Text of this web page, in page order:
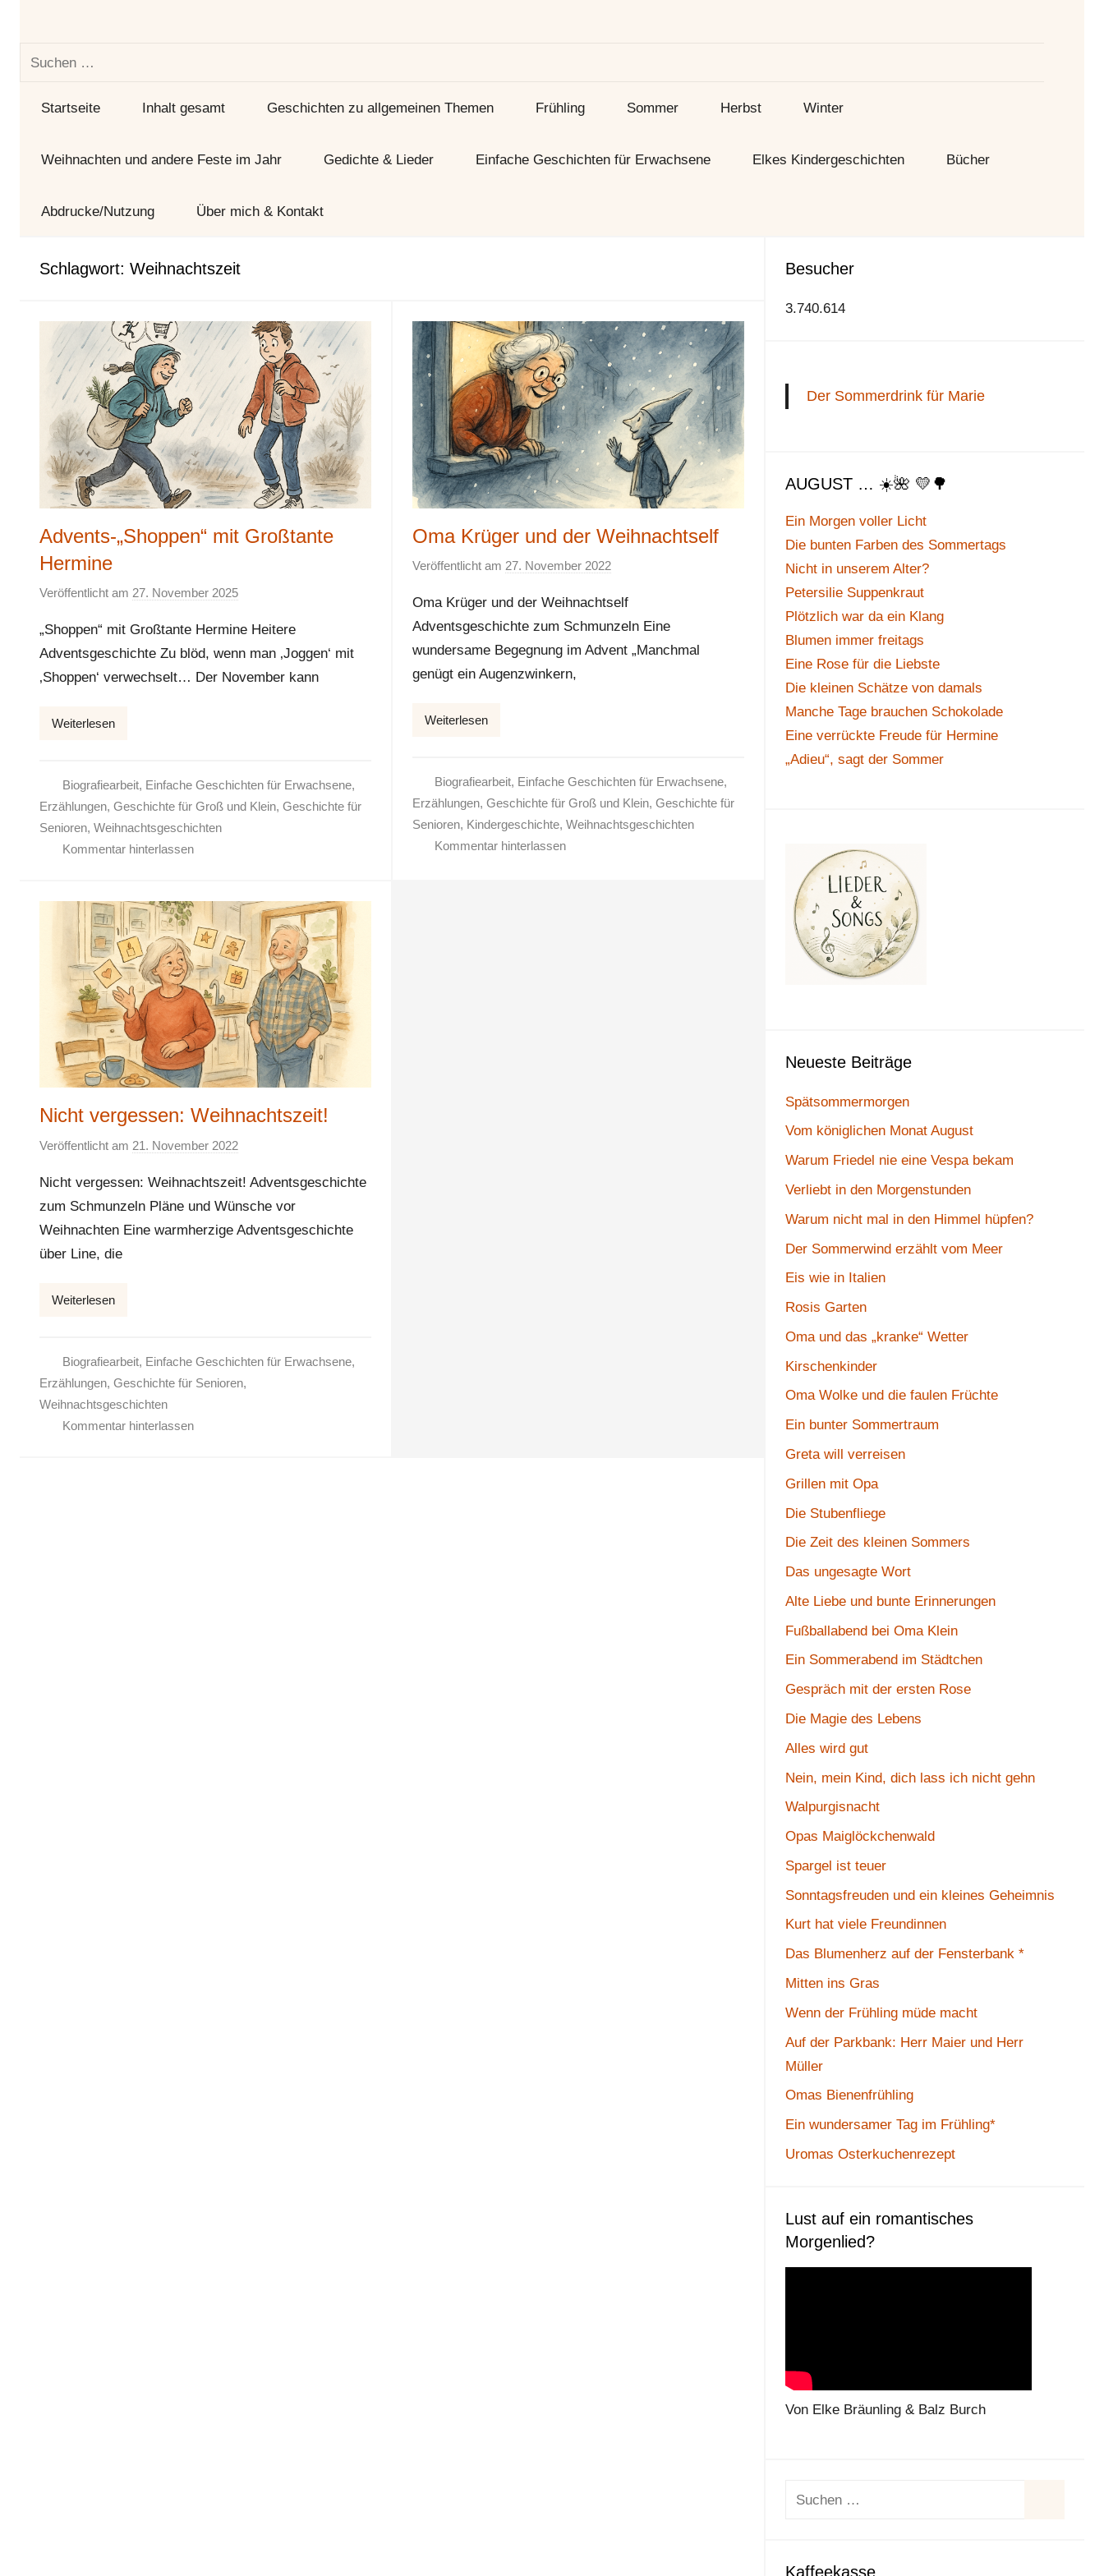
Suchen
Startseite
Inhalt gesamt Geschichten zu allgemeinen Themen Frühling Sommer Herbst Winter
Weihnachten und andere Feste im Jahr Gedichte & Lieder Einfache Geschichten für Erwachsene Elkes Kindergeschichten Bücher
Abdrucke/Nutzung Über mich & Kontakt
Schlagwort: Weihnachtszeit
Advents-„Shoppen“ mit Großtante
Hermine
Veröffentlicht am 27. November 2025
n
E
l
„Shoppen“ mit Großtante Hermine Heitere
Adventsgeschichte Zu blöd, wenn man ‚Joggen‘ mit
‚Shoppen‘ verwechselt… Der November kann
Weiterlesen
Biografiearbeit, Einfache Geschichten für Erwachsene,
Erzählungen, Geschichte für Groß und Klein, Geschichte für
Senioren, Weihnachtsgeschichten
Kommentar hinterlassen
Oma Krüger und der Weihnachtself
Veröffentlicht am 27. November 2022v
n
E
l
Oma Krüger und der Weihnachtself
Adventsgeschichte zum Schmunzeln Eine
wundersame Begegnung im Advent „Manchmal
genügt ein Augenzwinkern,
Weiterlesen
Biografiearbeit, Einfache Geschichten für Erwachsene,
Erzählungen, Geschichte für Groß und Klein, Geschichte für
Senioren, Kindergeschichte, Weihnachtsgeschichten
Kommentar hinterlassen
Nicht vergessen: Weihnachtszeit!
Veröffentlicht am 21. November 2022
n
E
l
Nicht vergessen: Weihnachtszeit! Adventsgeschichte
zum Schmunzeln Pläne und Wünsche vor
Weihnachten Eine warmherzige Adventsgeschichte
über Line, die
Weiterlesen
Biografiearbeit, Einfache Geschichten für Erwachsene,
Erzählungen, Geschichte für Senioren,
Weihnachtsgeschichten
Kommentar hinterlassen
Besucher
3.740.614
Der Sommerdrink für Marie
AUGUST … ☀️🌺 💛🌳
Ein Morgen voller Licht
Die bunten Farben des Sommertags
Nicht in unserem Alter?
Petersilie Suppenkraut
Plötzlich war da ein Klang
Blumen immer freitags
Eine Rose für die Liebste
Die kleinen Schätze von damals
Manche Tage brauchen Schokolade
Eine verrückte Freude für Hermine
„Adieu“, sagt der Sommer
Neueste Beiträge
Spätsommermorgen
Vom königlichen Monat August
Warum Friedel nie eine Vespa bekam
Verliebt in den Morgenstunden
Warum nicht mal in den Himmel hüpfen?
Der Sommerwind erzählt vom Meer
Eis wie in Italien
Rosis Garten
Oma und das „kranke“ Wetter
Kirschenkinder
Oma Wolke und die faulen Früchte
Ein bunter Sommertraum
Greta will verreisen
Grillen mit Opa
Die Stubenfliege
Die Zeit des kleinen Sommers
Das ungesagte Wort
Alte Liebe und bunte Erinnerungen
Fußballabend bei Oma Klein
Ein Sommerabend im Städtchen
Gespräch mit der ersten Rose
Die Magie des Lebens
Alles wird gut
Nein, mein Kind, dich lass ich nicht gehn
Walpurgisnacht
Opas Maiglöckchenwald
Spargel ist teuer
Sonntagsfreuden und ein kleines Geheimnis
Kurt hat viele Freundinnen
Das Blumenherz auf der Fensterbank *
Mitten ins Gras
Wenn der Frühling müde macht
Auf der Parkbank: Herr Maier und Herr
Müller
Omas Bienenfrühling
Ein wundersamer Tag im Frühling*
Uromas Osterkuchenrezept
Lust auf ein romantisches
Morgenlied?
Von Elke Bräunling & Balz Burch
Suchen
Kaffeekasse